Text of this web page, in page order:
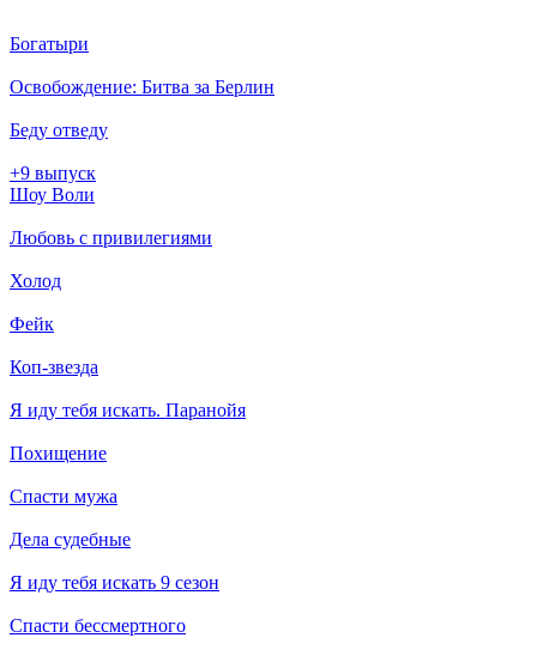
Богатыри
Освобождение: Битва за Берлин
Беду отведу
+9 выпуск
Шоу Воли
Любовь с привилегиями
Холод
Фейк
Коп-звезда
Я иду тебя искать. Паранойя
Похищение
Спасти мужа
Дела судебные
Я иду тебя искать 9 сезон
Спасти бессмертного